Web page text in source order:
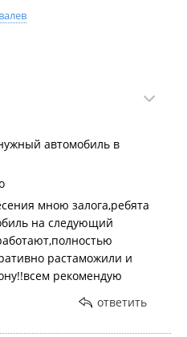
автомобиль в
мною залога,ребята
на следующий
растаможили и
рекомендую
ответить